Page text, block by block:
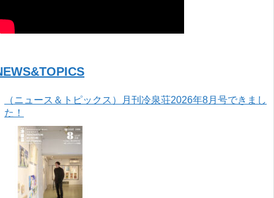
（ニュース＆トピックス）月刊冷泉荘2026年8月号できまし
た！